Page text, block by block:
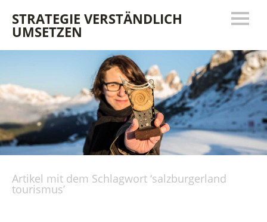
STRATEGIE VERSTÄNDLICH
UMSETZEN
Artikel mit dem Schlagwort ‘salzburgerland
tourismus’